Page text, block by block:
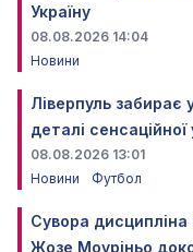
Україну
08.08.2026 14:04
Новини
Ліверпуль забирає
деталі сенсаційної
08.08.2026 13:01
Новини
Футбол
Сувора дисципліна
Жозе Моуріньо